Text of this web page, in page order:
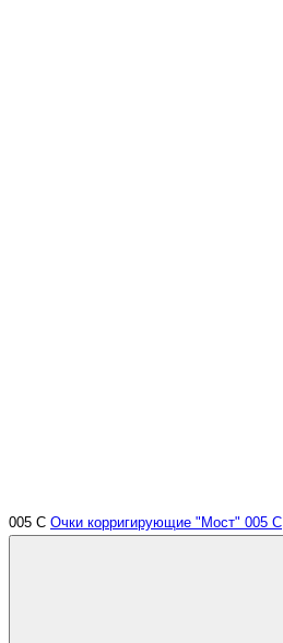
005 С Очки корригирующие "Мост" 005 С